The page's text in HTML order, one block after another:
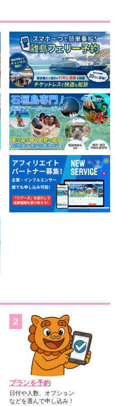
プランを予約
日付や人数、オプション
などを選んで申し込み！